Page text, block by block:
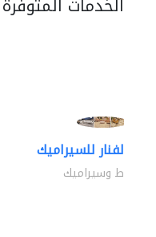
البلاط وسيراميك